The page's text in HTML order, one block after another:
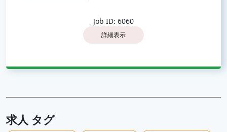
Job ID: 6060
詳細表示
求人 タグ